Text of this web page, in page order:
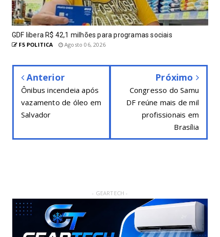
GDF libera R$ 42,1 milhões para programas sociais
F5 POLITICA Agosto 06, 2026
Anterior
Ônibus incendeia após
vazamento de óleo em
Salvador
Próximo
Congresso do Samu
DF reúne mais de mil
profissionais em
Brasília
- GEARTECH -